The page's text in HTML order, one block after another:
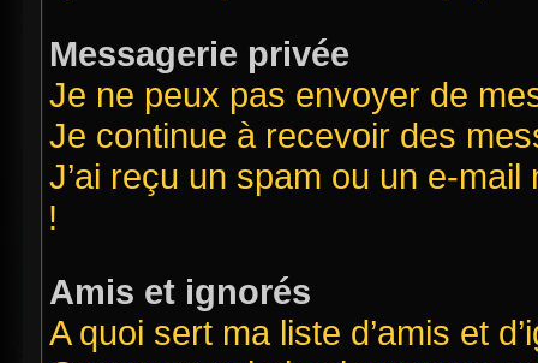
Messagerie privée
Je ne peux pas envoyer de
Je continue à recevoir des
J’ai reçu un spam ou un e-
!
Amis et ignorés
A quoi sert ma liste d’amis et